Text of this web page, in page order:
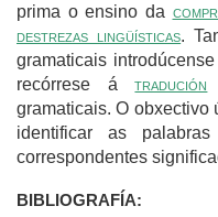
prima o ensino da
destrezas lingüísticas.
gramaticais
recórrese átradución
gramaticais. O obxectivo
identificar as
correspondentes
BIBLIOGRAFÍA: